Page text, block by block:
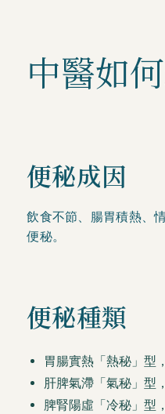
中醫如
便秘成因
飲食不節、腸胃積熱、
便秘。
便秘種類
胃腸實熱「熱秘」型
肝脾氣滯「氣秘」型
脾腎陽虛「冷秘」型